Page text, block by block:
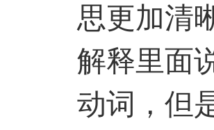
思更加清
解释里面
动词，但